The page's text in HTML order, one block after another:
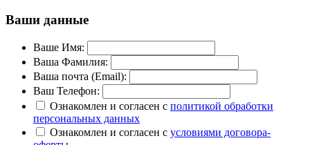
Ваши данные
Ваше Имя:
Ваша Фамилия:
Ваша почта (Email):
Ваш Телефон:
Ознакомлен и согласен с политикой обработки
персональных данных
Ознакомлен и согласен с условиями договора-